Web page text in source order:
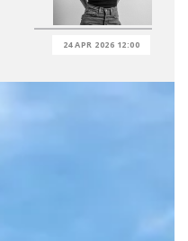
24 APR 2026 12:00